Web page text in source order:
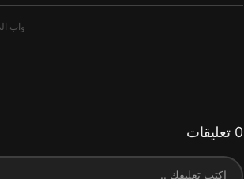
https://t.me/Qutofosaimi
قناة التفريغات:
http://T.me/mkalosyme
قناة الدروس الصوتية:
0 تعليقات